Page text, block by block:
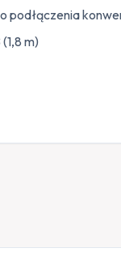
podłączenia
m)